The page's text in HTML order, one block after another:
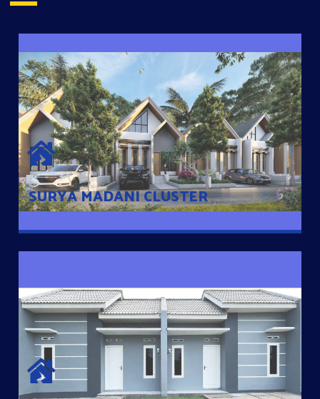
SURYA MADANI CLUSTER
SURYA MADANI CLUSTER
Desain Modern Minimalis dengan Konsep Rumah Pintar
Sehingga Memudahkan Penghuni mengakses rumahnya
dengan Ponsel
SURYA MADANI DUA
Satu-satunya Hunian nyaman dengan harga subsidi hanya 100
jutaan dengan lokasi strategis di Tuban